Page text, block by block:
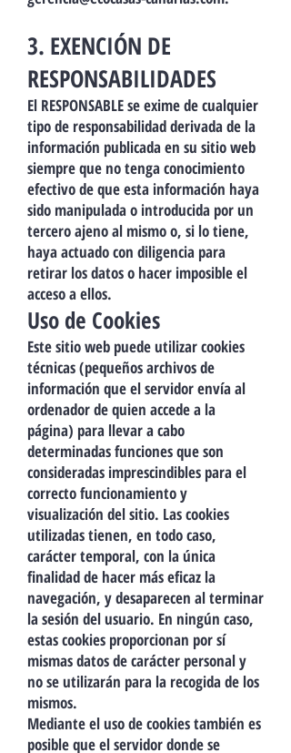
3. EXENCIÓN DE
RESPONSABILIDADES
El RESPONSABLE se exime de cualquier
tipo de responsabilidad derivada de la
información publicada en su sitio web
siempre que no tenga conocimiento
efectivo de que esta información haya
sido manipulada o introducida por un
tercero ajeno al mismo o, si lo tiene,
haya actuado con diligencia para
retirar los datos o hacer imposible el
acceso a ellos.
Uso de Cookies
Este sitio web puede utilizar cookies
técnicas (pequeños archivos de
información que el servidor envía al
ordenador de quien accede a la
página) para llevar a cabo
determinadas funciones que son
consideradas imprescindibles para el
correcto funcionamiento y
visualización del sitio. Las cookies
utilizadas tienen, en todo caso,
carácter temporal, con la única
finalidad de hacer más eficaz la
navegación, y desaparecen al terminar
la sesión del usuario. En ningún caso,
estas cookies proporcionan por sí
mismas datos de carácter personal y
no se utilizarán para la recogida de los
mismos.
Mediante el uso de cookies también es
posible que el servidor donde se